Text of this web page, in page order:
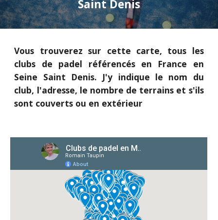
Saint Denis
Vous trouverez sur cette carte, tous les
clubs de padel référencés en France en
Seine Saint Denis. J'y indique le nom du
club, l'adresse, le nombre de terrains et s'ils
sont couverts ou en extérieur